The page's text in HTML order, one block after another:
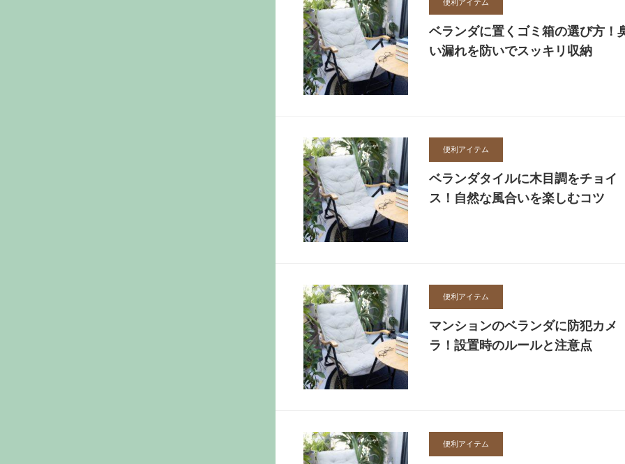
便利アイテム
ベランダに置くゴミ箱の選び方！
い漏れを防いでスッキリ収納
便利アイテム
ベランダタイルに木目調をチョイ
ス！自然な風合いを楽しむコツ
便利アイテム
マンションのベランダに防犯カメ
ラ！設置時のルールと注意点
便利アイテム